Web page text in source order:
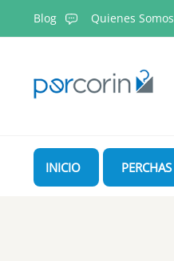
Blog Quienes Somos
INICIO PERCHAS